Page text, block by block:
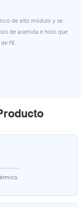
de alto módulo y se
de aramida e hilos que
PE.